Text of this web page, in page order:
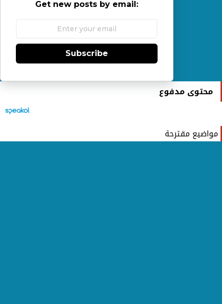
Get new posts by email:
Subscribe
محتوى مدفوع
مواضيع مقترحة